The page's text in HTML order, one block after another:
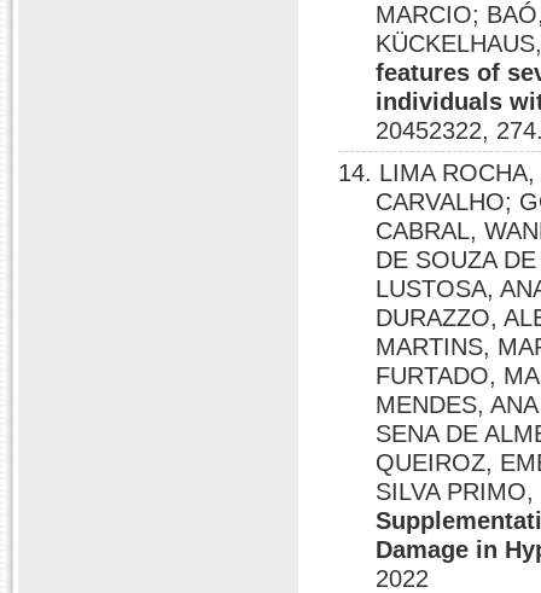
MARCIO;
features of
individuals
20452322,
14. LIMA
CARVALHO;
CABRAL,
DE SOUZA
LUSTOSA,
DURAZZO,
MARTINS,
FURTADO,
MENDES,
SENA DE
QUEIROZ,
SILVA
Damage in
2022